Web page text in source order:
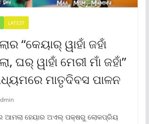
LATEST
“କେୟାର୍ ୱାହାଁ ଜହାଁ
ଘର୍ ୱାହାଁ ମେରୀ ମାଁ ଜହାଁ”
ମାତୃଦିବସ ପାଳନ
ଆମଲା ହେୟାର ଅଏଲ୍ ପକ୍ଷରୁ ଲୋକପ୍ରିୟ